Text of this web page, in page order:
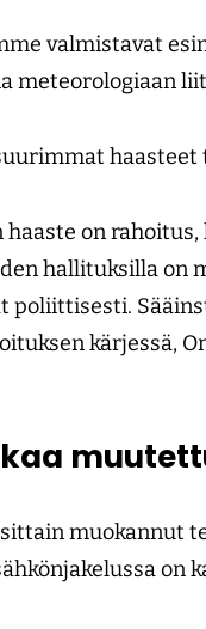
valmistavat
meteorologiaan
haasteet
haaste on
hallituksilla on
poliittisesti.
kärjessä,
muokannut
on